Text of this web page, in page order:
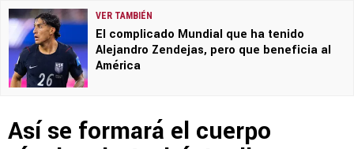
VER TAMBIÉN
El complicado Mundial que ha tenido
Alejandro Zendejas, pero que beneficia al
América
Así se formará el cuerpo